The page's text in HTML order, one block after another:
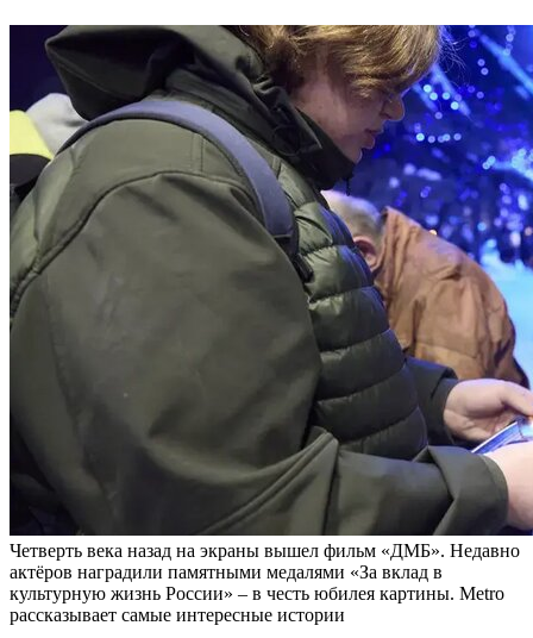
Четверть века назад на экраны вышел фильм «ДМБ». Недавно
актёров наградили памятными медалями «За вклад в
культурную жизнь России» – в честь юбилея картины. Metro
рассказывает самые интересные истории